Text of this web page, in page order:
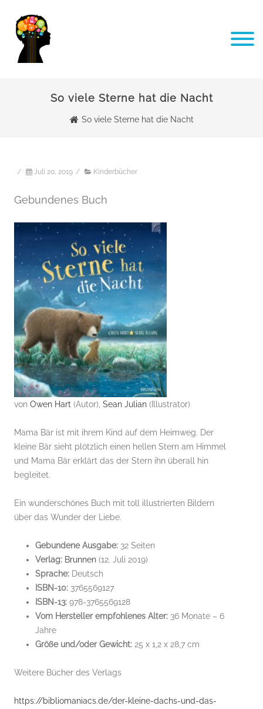
So viele Sterne hat die Nacht
So viele Sterne hat die Nacht
/ Juli 20, 2019 / Kinderbücher
Gebundenes Buch
von Owen Hart (Autor), Sean Julian (Illustrator)
Mama Bär ist mit ihrem Kind auf dem Heimweg. Der
kleine Bär sieht plötzlich einen hellen Stern am Himmel
und Mama Bär erklärt das der Stern ihn überall hin
begleitet.
Ein wunderschönes Buch mit toll illustrierten Bildern
über das Wunder der Liebe.
Gebundene Ausgabe: 32 Seiten
Verlag: Brunnen (12. Juli 2019)
Sprache: Deutsch
ISBN-10: 3765569127
ISBN-13: 978-3765569128
Vom Hersteller empfohlenes Alter: 36 Monate – 6
Jahre
Größe und/oder Gewicht: 25 x 1,2 x 28,7 cm
Weitere Bücher des Verlags
https://bibliomaniacs.de/der-kleine-dachs-und-das-